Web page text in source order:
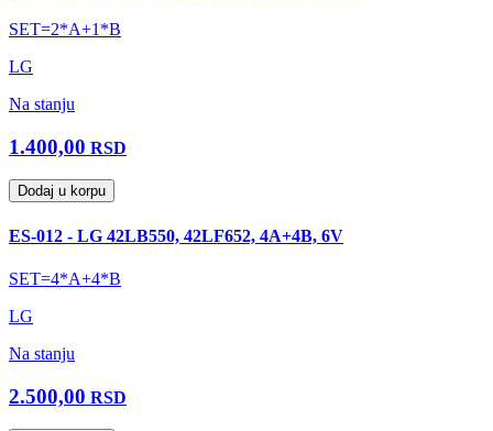
SET=2*A+1*B
LG
Na stanju
1.400,00 RSD
Dodaj u korpu
ES-012 - LG 42LB550, 42LF652, 4A+4B, 6V
SET=4*A+4*B
LG
Na stanju
2.500,00 RSD